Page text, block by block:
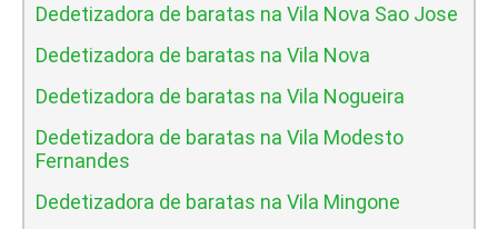
Dedetizadora de baratas na Vila Nova Sao Jose
Dedetizadora de baratas na Vila Nova
Dedetizadora de baratas na Vila Nogueira
Dedetizadora de baratas na Vila Modesto
Fernandes
Dedetizadora de baratas na Vila Mingone